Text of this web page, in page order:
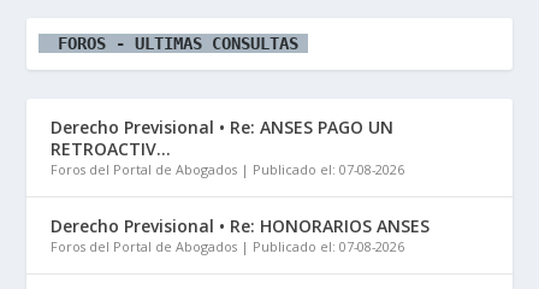
  FOROS - ULTIMAS CONSULTAS
Derecho Previsional • Re: ANSES PAGO UN
RETROACTIV...
Foros del Portal de Abogados Publicado el: 07-08-2026
Derecho Previsional • Re: HONORARIOS ANSES
Foros del Portal de Abogados Publicado el: 07-08-2026